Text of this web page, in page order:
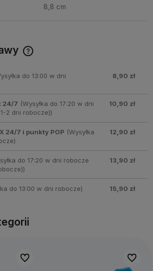
8,8 cm
ewentualnych kosztów płatności
do 13:00 w dni
8,90 zł
24/7 (Wysyłka do 17:20 w dni
2 dni robocze))
10,90 zł
24/7 i punkty POP (Wysyłka
12,90 zł
do 17:20 w dni robocze
13,90 zł
do 13:00 w dni robocze) 15,90 zł
Do ulubionych
Do ulubionych Do
Do